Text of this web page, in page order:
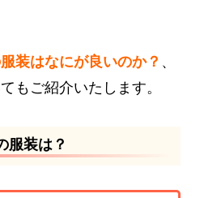
装はなにが良いのか？ 、
もご紹介いたします。
服装は？